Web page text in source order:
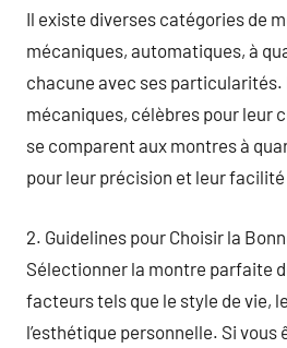
Il existe diverses catégories de
mécaniques, automatiques, à
chacune avec ses
mécaniques, célèbres pour leur
se comparent aux montres à
pour leur précision et leur
2. Guidelines pour Choisir la
Sélectionner la montre parfaite
facteurs tels que le style de vie,
l’esthétique personnelle. Si